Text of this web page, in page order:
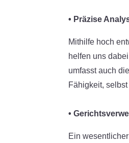
• Präzise
Mithilfe hoch
helfen uns
umfasst auch
Fähigkeit,
•
Ein